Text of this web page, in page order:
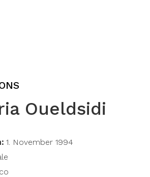
Oueldsidi
1. November 1994